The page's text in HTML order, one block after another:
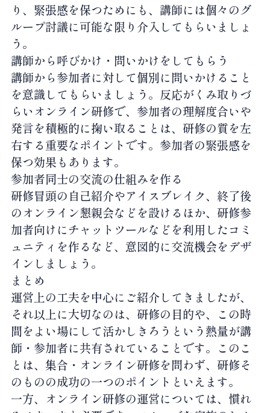
り、緊張感を保つためにも、講師には個々のグ
ループ討議に可能な限り介入してもらいましょ
う。
講師から呼びかけ・問いかけをしてもらう
講師から参加者に対して個別に問いかけること
を意識してもらいましょう。反応がくみ取りづ
らいオンライン研修で、参加者の理解度合いや
発言を積極的に掬い取ることは、研修の質を左
右する重要なポイントです。参加者の緊張感を
保つ効果もあります。
参加者同士の交流の仕組みを作る
研修冒頭の自己紹介やアイスブレイク、終了後
のオンライン懇親会などを設けるほか、研修参
加者向けにチャットツールなどを利用したコミ
ュニティを作るなど、意図的に交流機会をデザ
インしましょう。
まとめ
運営上の工夫を中心にご紹介してきましたが、
それ以上に大切なのは、研修の目的や、この時
間をよい場にして活かしきろうという熱量が講
師・参加者に共有されていることです。このこ
とは、集合・オンライン研修を問わず、研修そ
のものの成功の一つのポイントといえます。
一方、オンライン研修の運営については、慣れ